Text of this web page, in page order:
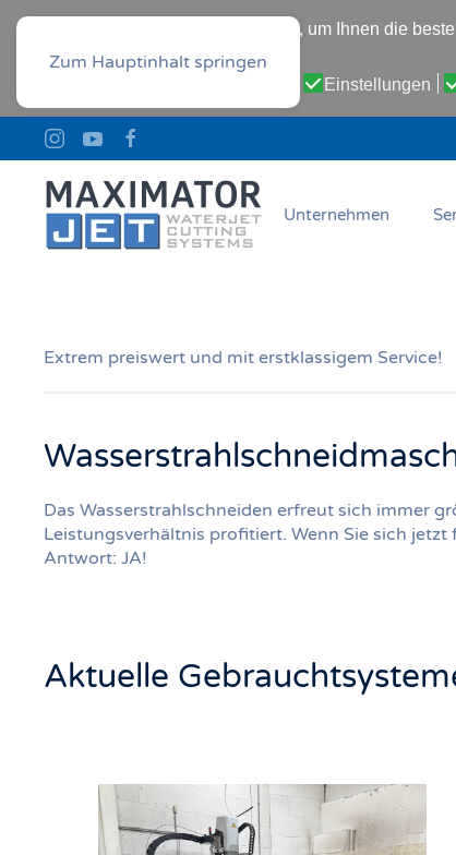
Diese Website verwendet Cookies, um Ihnen die
Datenschutz-Bestimmungen
Einstellungen
Zum Hauptinhalt springen
Unternehmen
Extrem preiswert und mit erstklassigem Service!
Das Wasserstrahlschneiden erfreut sich immer
Leistungsverhältnis profitiert. Wenn Sie sich
Antwort: JA!
Aktuelle